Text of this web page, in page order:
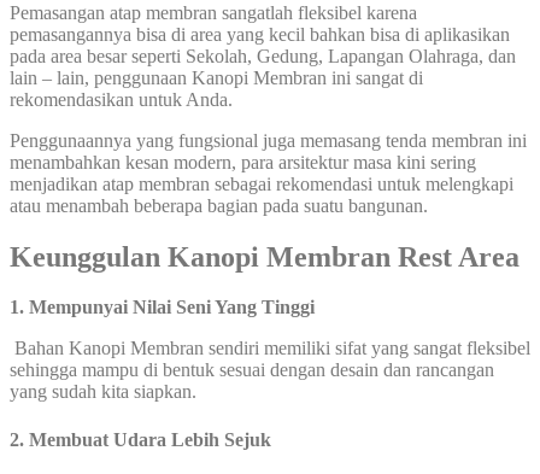
Pemasangan atap membran sangatlah fleksibel karena
pemasangannya bisa di area yang kecil bahkan bisa di aplikasikan
pada area besar seperti Sekolah, Gedung, Lapangan Olahraga, dan
lain – lain, penggunaan Kanopi Membran ini sangat di
rekomendasikan untuk Anda.
Penggunaannya yang fungsional juga memasang tenda membran ini
menambahkan kesan modern, para arsitektur masa kini sering
menjadikan atap membran sebagai rekomendasi untuk melengkapi
atau menambah beberapa bagian pada suatu bangunan.
Keunggulan Kanopi Membran Rest Area
1. Mempunyai Nilai Seni Yang Tinggi
Bahan Kanopi Membran sendiri memiliki sifat yang sangat fleksibel
sehingga mampu di bentuk sesuai dengan desain dan rancangan
yang sudah kita siapkan.
2. Membuat Udara Lebih Sejuk